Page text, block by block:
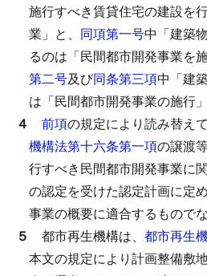
施行すべき賃貸住宅の建設を
業」と、 同項第一号中「建築
るのは「民間都市開発事業を
第二号及び同条第三項中「建
は「民間都市開発事業の施行」
４ 前項の規定により読み替え
機構法第十六条第一項の譲渡
行すべき民間都市開発事業に関
の認定を受けた認定計画に定
事業の概要に適合するもので
５ 都市再生機構は、 都市再生
本文の規定により計画整備敷